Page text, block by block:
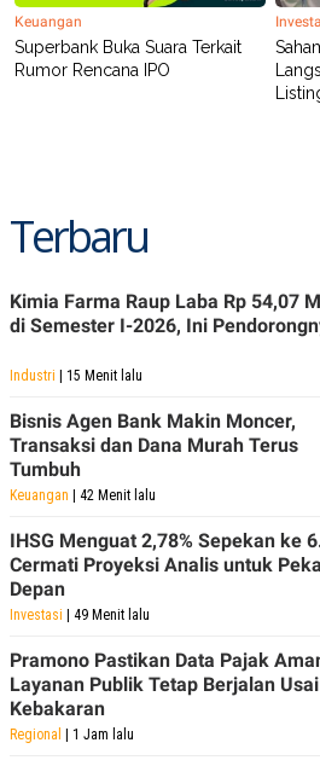
Keuangan
Superbank Buka Suara Terkait
Rumor Rencana IPO
Terbaru
Kimia Farma Raup Laba Rp 54,07
di Semester I-2026, Ini
Industri | 15 Menit lalu
Bisnis Agen Bank Makin Moncer,
Transaksi dan Dana Murah Terus
Tumbuh
Keuangan | 42 Menit lalu
IHSG Menguat 2,78% Sepekan ke
Cermati Proyeksi Analis untuk
Depan
Investasi | 49 Menit lalu
Pramono Pastikan Data Pajak
Layanan Publik Tetap Berjalan Usai
Kebakaran
Regional | 1 Jam lalu